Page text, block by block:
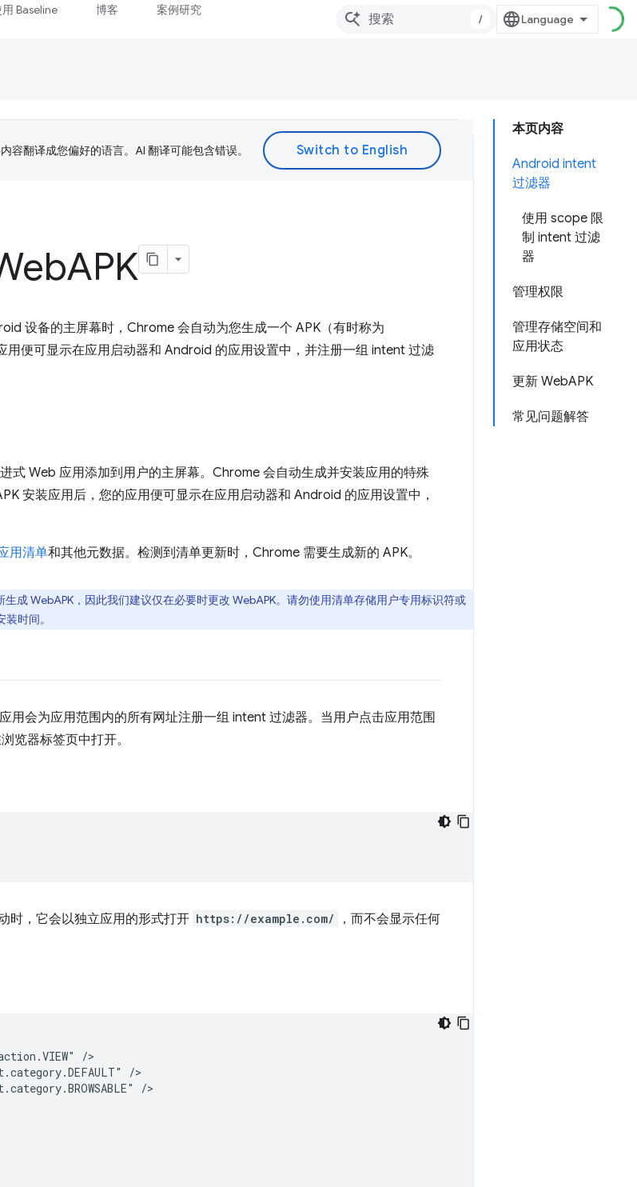
Baseline 博客 案例研究
/
本页内容
Android intent
过滤器
使用 scope 限
制 intent 过滤
器
管理权限
管理存储空间和
应用状态
更新 WebAPK
常见问题解答
容翻译成您偏好的语言。AI 翻译可能包含错误。
APK
设备的主屏幕时，Chrome 会自动为您生成一个 APK（有时称为
用便可显示在应用启动器和 Android 的应用设置中，并注册一组 intent 过滤
式 Web 应用添加到用户的主屏幕。Chrome 会自动生成并安装应用的特殊
安装应用后，您的应用便可显示在应用启动器和 Android 的应用设置中，
用清单和其他元数据。检测到清单更新时，Chrome 需要生成新的 APK。
成 WebAPK，因此我们建议仅在必要时更改 WebAPK。请勿使用清单存储用户专用标识符或
时间。
用会为应用范围内的所有网址注册一组 intent 过滤器。当用户点击应用范围
览器标签页中打开。
时，它会以独立应用的形式打开 https://example.com/
，而不会显示任何